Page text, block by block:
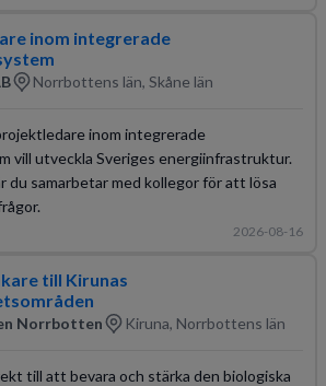
inom integrerade
Norrbottens län, Skåne län
inom integrerade
vill utveckla Sveriges energiinfrastruktur.
du samarbetar med kollegor för att lösa
2026-08-16
till Kirunas
Norrbotten Kiruna, Norrbottens län
till att bevara och stärka den biologiska